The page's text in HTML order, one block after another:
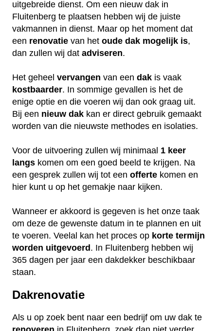
uitgebreide dienst. Om een nieuw dak in
Fluitenberg te plaatsen hebben wij de juiste
vakmannen in dienst. Maar op het moment dat
een renovatie van het oude dak mogelijk is,
dan zullen wij dat adviseren.
Het geheel vervangen van een dak is vaak
kostbaarder. In sommige gevallen is het de
enige optie en die voeren wij dan ook graag uit.
Bij een nieuw dak kan er direct gebruik gemaakt
worden van die nieuwste methodes en isolaties.
Voor de uitvoering zullen wij minimaal 1 keer
langs komen om een goed beeld te krijgen. Na
een gesprek zullen wij tot een offerte komen en
hier kunt u op het gemakje naar kijken.
Wanneer er akkoord is gegeven is het onze taak
om deze de gewenste datum in te plannen en uit
te voeren. Veelal kan het proces op korte termijn
worden uitgevoerd . In Fluitenberg hebben wij
365 dagen per jaar een dakdekker beschikbaar
staan.
Dakrenovatie
Als u op zoek bent naar een bedrijf om uw dak te